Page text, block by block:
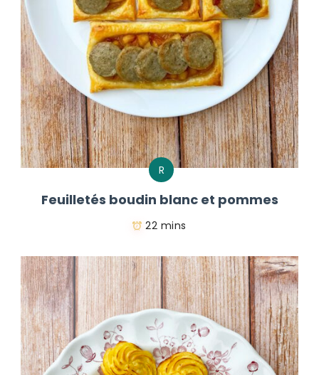
R
Feuilletés boudin blanc et pommes
22 mins